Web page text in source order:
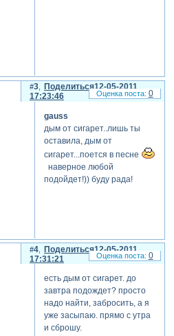
Поделиться
3
12-05-2011
17:23:46
gauss
дым от сигарет..лишь ты
оставила, дым от
сигарет...поется в песне
наверное любой
подойдет!)) буду рада!
0
Поделиться
4
12-05-2011
17:31:21
есть дым от сигарет. до
завтра подождет? просто
надо найти, забросить, а я
уже засыпаю. прямо с утра
и сброшу.
0